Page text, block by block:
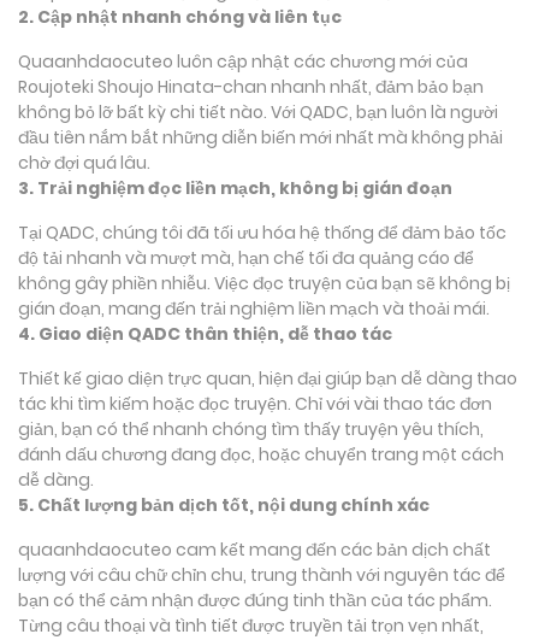
2. Cập nhật nhanh chóng và liên tục
Quaanhdaocuteo luôn cập nhật các chương mới của
Roujoteki Shoujo Hinata-chan nhanh nhất, đảm bảo bạn
không bỏ lỡ bất kỳ chi tiết nào. Với QADC, bạn luôn là người
đầu tiên nắm bắt những diễn biến mới nhất mà không phải
chờ đợi quá lâu.
3. Trải nghiệm đọc liền mạch, không bị gián đoạn
Tại QADC, chúng tôi đã tối ưu hóa hệ thống để đảm bảo tốc
độ tải nhanh và mượt mà, hạn chế tối đa quảng cáo để
không gây phiền nhiễu. Việc đọc truyện của bạn sẽ không bị
gián đoạn, mang đến trải nghiệm liền mạch và thoải mái.
4. Giao diện QADC thân thiện, dễ thao tác
Thiết kế giao diện trực quan, hiện đại giúp bạn dễ dàng thao
tác khi tìm kiếm hoặc đọc truyện. Chỉ với vài thao tác đơn
giản, bạn có thể nhanh chóng tìm thấy truyện yêu thích,
đánh dấu chương đang đọc, hoặc chuyển trang một cách
dễ dàng.
5. Chất lượng bản dịch tốt, nội dung chính xác
quaanhdaocuteo cam kết mang đến các bản dịch chất
lượng với câu chữ chỉn chu, trung thành với nguyên tác để
bạn có thể cảm nhận được đúng tinh thần của tác phẩm.
Từng câu thoại và tình tiết được truyền tải trọn vẹn nhất,